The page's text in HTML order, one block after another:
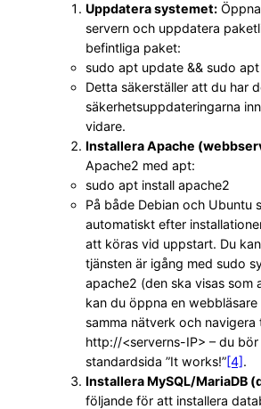
Uppdatera systemet:
servern och uppdatera
befintliga paket:
sudo apt update && sudo
Detta säkerställer att du har
säkerhetsuppdateringarna
vidare.
Installera Apache
Apache2 med apt:
sudo apt install apache2
På både Debian och Ubuntu
automatiskt efter
att köras vid uppstart. Du
tjänsten är igång med sudo
apache2 (den ska visas som
kan du öppna en
samma nätverk och navigera
http://<serverns-IP> – du bör
standardsida ”It works!”[4].
Installera MySQL/MariaDB
följande för att installera